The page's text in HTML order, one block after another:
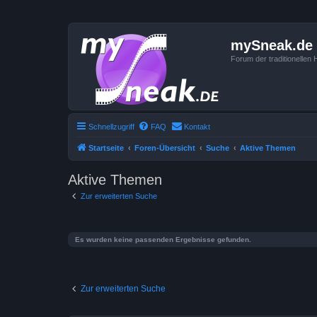
mySneak.de
Forum der traditionellen
Schnellzugriff FAQ Kontakt
Startseite Foren-Übersicht Suche Aktive Themen
Aktive Themen
Zur erweiterten Suche
Es wurden keine passenden Ergebnisse gefunden.
Zur erweiterten Suche